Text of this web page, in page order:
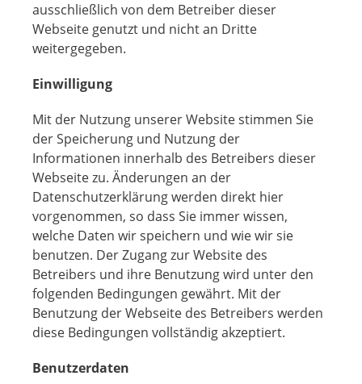
ausschließlich von dem Betreiber dieser
Webseite genutzt und nicht an Dritte
weitergegeben.
Einwilligung
Mit der Nutzung unserer Website stimmen Sie
der Speicherung und Nutzung der
Informationen innerhalb des Betreibers dieser
Webseite zu. Änderungen an der
Datenschutzerklärung werden direkt hier
vorgenommen, so dass Sie immer wissen,
welche Daten wir speichern und wie wir sie
benutzen. Der Zugang zur Website des
Betreibers und ihre Benutzung wird unter den
folgenden Bedingungen gewährt. Mit der
Benutzung der Webseite des Betreibers werden
diese Bedingungen vollständig akzeptiert.
Benutzerdaten